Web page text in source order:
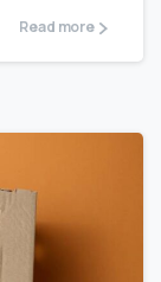
Read more